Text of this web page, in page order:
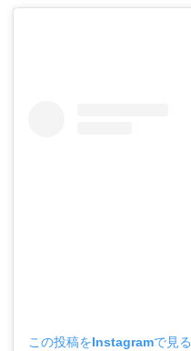
この投稿をInstagramで見る